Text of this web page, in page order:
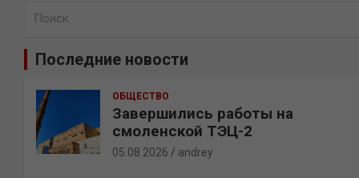
Последние новости
ОБЩЕСТВО
Завершились работы на
смоленской ТЭЦ-2
05.08.2026 andrey